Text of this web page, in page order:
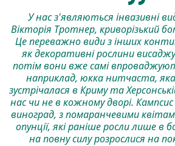
У нас з'являються інвазивні
Вікторія Тротнер, криворізький
Це переважно види з інших
як декоративні рослини
потім вони вже самі
наприклад, юкка нитчаста,
зустрічалася в Криму та
нас чи не в кожному дворі.
виноград, з помаранчевими
опунції, які раніше росли лише в
на повну силу розрослися на